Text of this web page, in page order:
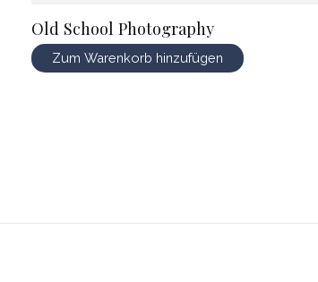
Old School Photography
Zum Warenkorb hinzufügen